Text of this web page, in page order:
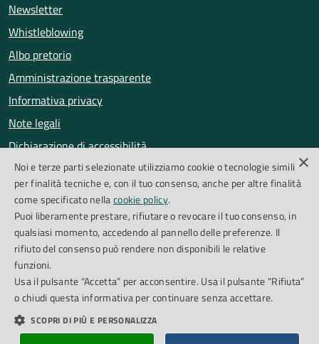
Newsletter
Whistleblowing
Albo pretorio
Amministrazione trasparente
Informativa privacy
Note legali
Dichiarazione di accessibilità
Obiettivi di accessibilità
Segnalazioni accessibilità
SEGUICI SU
Facebook
Cookie Policy
Piano di miglioramento del sito
×
Noi e terze parti selezionate utilizziamo cookie o tecnologie simili
per finalità tecniche e, con il tuo consenso, anche per altre finalità
come specificato nellacookie policy.
Puoi liberamente prestare, rifiutare o revocare il tuo consenso, in
qualsiasi momento, accedendo al pannello delle preferenze. Il
rifiuto del consenso può rendere non disponibili le relative
funzioni.
Usa il pulsante “Accetta” per acconsentire. Usa il pulsante “Rifiuta”
o chiudi questa informativa per continuare senza accettare.
SCOPRI DI PIÙ E PERSONALIZZA